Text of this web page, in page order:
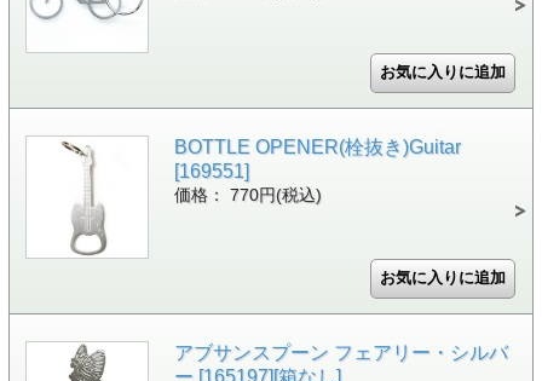
BOTTLE OPENER(栓抜き)Guitar
[169551]
価格： 770円(税込)
アブサンスプーン フェアリー・シルバ
ー [165197][箱なし]